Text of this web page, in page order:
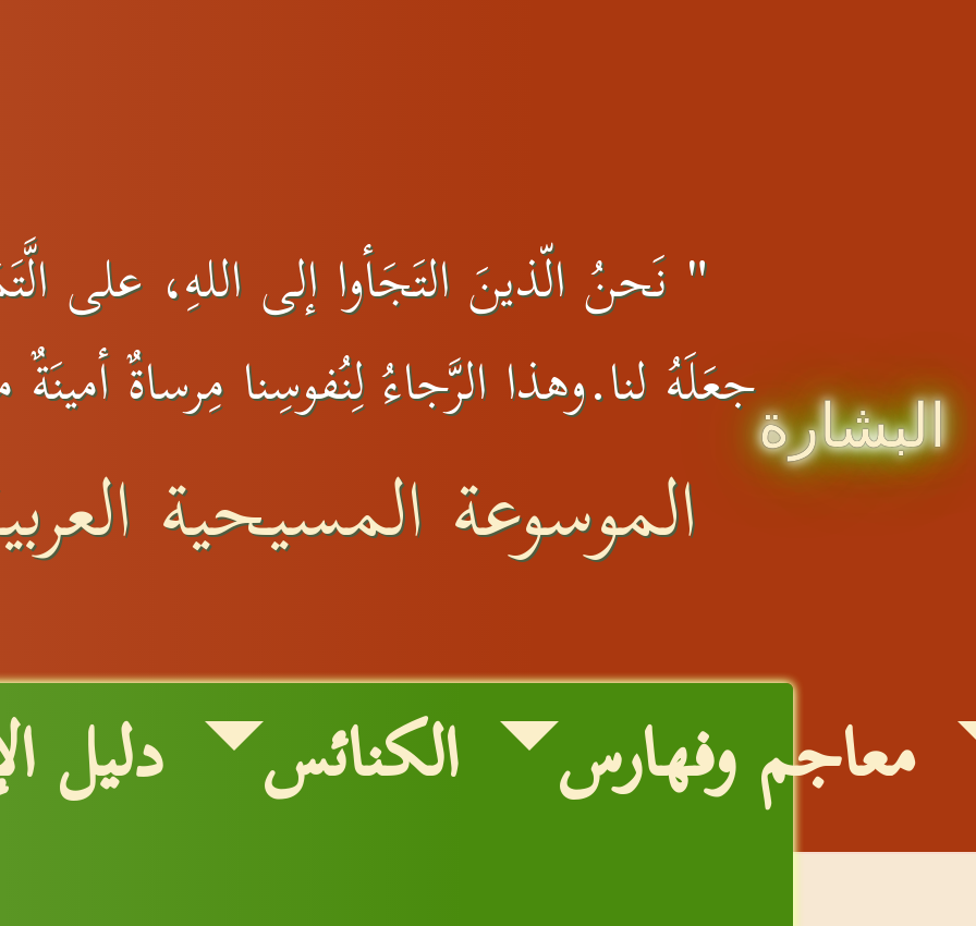
البشارة
" نَحنُ الّذينَ التَجَأوا إلى اللهِ، على
جعَلَهُ لنا.وهذا الرَّجاءُ لِنُفوسِنا مِرساةٌ
الموسوعة المسيحية
معاجم وفهارس الكنائس دليل